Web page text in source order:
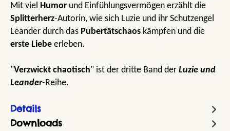
Mit viel Humor und Einfühlungsvermögen erzählt die
Splitterherz-Autorin, wie sich Luzie und ihr Schutzengel
Leander durch das Pubertätschaos kämpfen und die
erste Liebe erleben.
"Verzwickt chaotisch" ist der dritte Band der Luzie und
Leander-Reihe.
Details
Downloads